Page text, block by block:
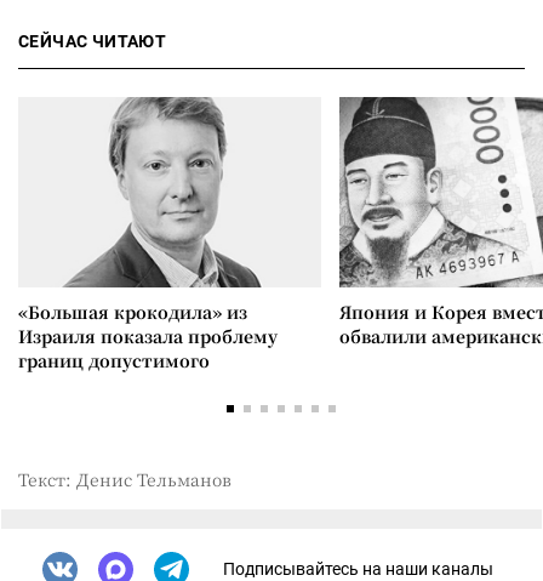
СЕЙЧАС ЧИТАЮТ
«Большая крокодила» из
Израиля показала проблему
границ допустимого
Япония и Корея
обвалили
Текст: Денис Тельманов
Подписывайтесь на наши каналы